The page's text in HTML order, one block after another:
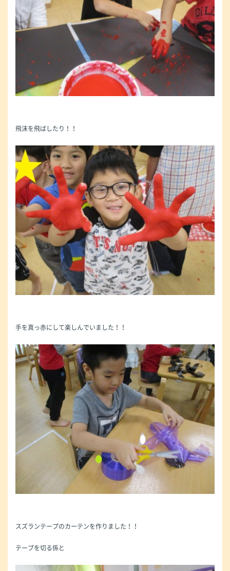
飛沫を飛ばしたり！！
手を真っ赤にして楽しんでいました！！
スズランテープのカーテンを作りました！！
テープを切る係と